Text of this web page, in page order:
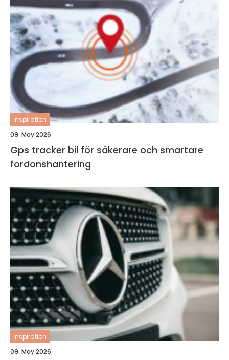
inspiration
09. May 2026
Gps tracker bil för säkerare och smartare
fordonshantering
inspiration
09. May 2026